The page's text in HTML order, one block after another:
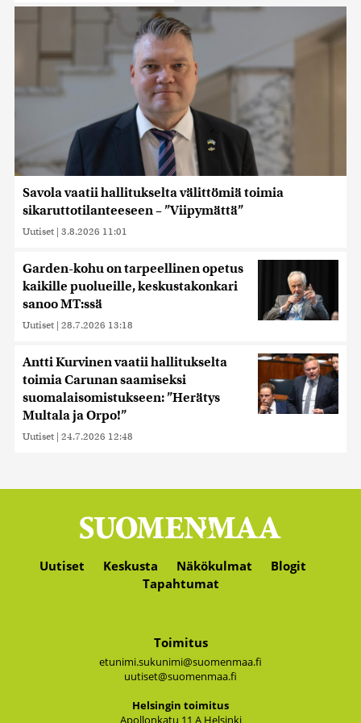
Savola vaatii hallitukselta välittömiä toimia
sikaruttotilanteeseen – ”Viipymättä”
Uutiset | 3.8.2026 11:01
Garden-kohu on tarpeellinen opetus
kaikille puolueille, keskustakonkari
sanoo MT:ssä
Uutiset | 28.7.2026 13:18
Antti Kurvinen vaatii hallitukselta
toimia Carunan saamiseksi
suomalaisomistukseen: ”Herätys
Multala ja Orpo!”
Uutiset | 24.7.2026 12:48
Uutiset Keskusta Näkökulmat
Blogit
Tapahtumat
Toimitus
etunimi.sukunimi@suomenmaa.fi
uutiset@suomenmaa.fi
Hel­sin­gin toi­mi­tus
Apol­lon­ka­tu 11 A Hel­sin­ki